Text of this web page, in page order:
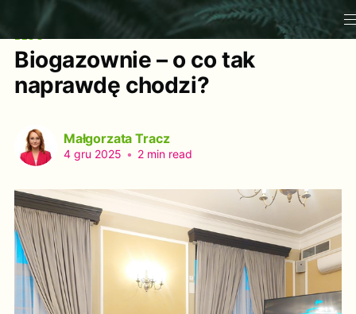
Biogazownie – o co tak
naprawdę chodzi?
Małgorzata Tracz
4 gru 2025 • 2 min read